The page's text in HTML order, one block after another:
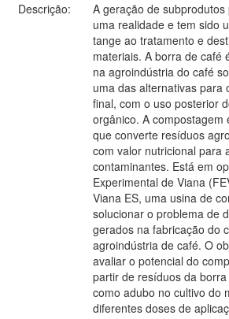
Descrição:
A geração de
uma realidade e tem sido
tange ao tratamento e
materiais. A borra de café
na agroindústria do café
uma das alternativas para
final, com o uso posterior
orgânico. A
que converte resíduos
com valor nutricional para
contaminantes. Está em
Experimental de Viana
Viana ES, uma usina de
solucionar o problema de
gerados na fabricação do
agroindústria de café. O
avaliar o potencial do
partir de resíduos da
como adubo no cultivo do
diferentes doses de